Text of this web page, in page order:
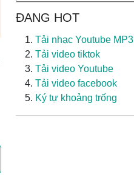
ĐANG HOT
Tải nhạc Youtube MP3
Tải video tiktok
Tải video Youtube
Tải video facebook
Ký tự khoảng trống